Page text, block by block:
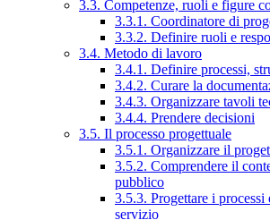
3.3. Competenze, ruoli e figure
3.3.1. Coordinatore di
3.3.2. Definire ruoli e
3.4. Metodo di lavoro
3.4.1. Definire processi,
3.4.2. Curare la
3.4.3. Organizzare tavoli
3.4.4. Prendere decisioni
3.5. Il processo progettuale
3.5.1. Organizzare il
3.5.2. Comprendere il
pubblico
3.5.3. Progettare i processi
servizio